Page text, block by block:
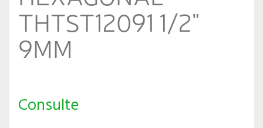
THTST12091 1/2"
9MM
Consulte